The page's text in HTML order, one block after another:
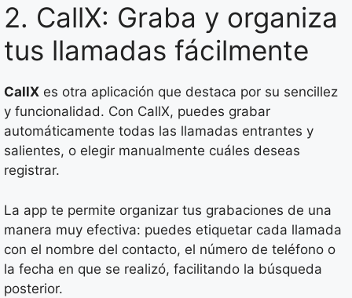
2. CallX: Graba y organiza
tus llamadas fácilmente
CallX es otra aplicación que destaca por su sencillez
y funcionalidad. Con CallX, puedes grabar
automáticamente todas las llamadas entrantes y
salientes, o elegir manualmente cuáles deseas
registrar.
La app te permite organizar tus grabaciones de una
manera muy efectiva: puedes etiquetar cada llamada
con el nombre del contacto, el número de teléfono o
la fecha en que se realizó, facilitando la búsqueda
posterior.